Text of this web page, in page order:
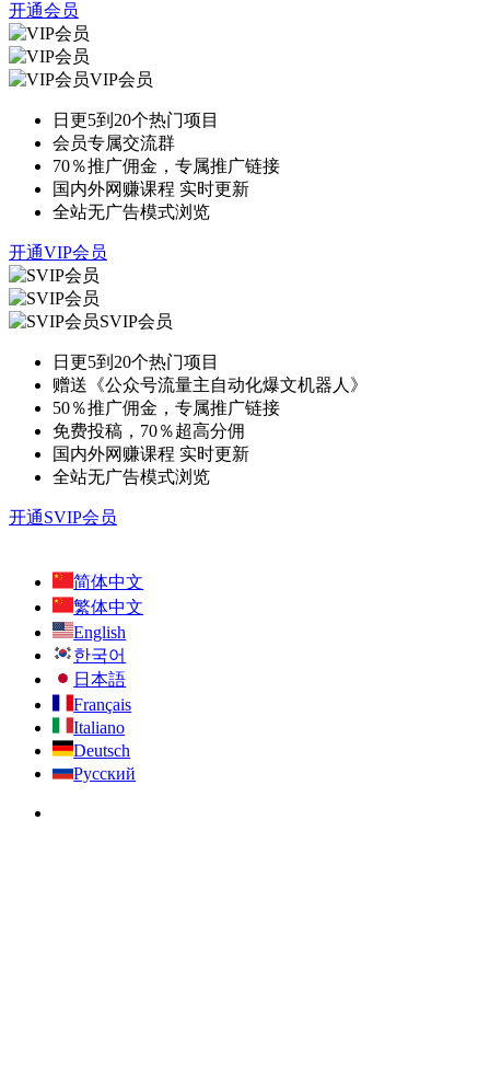
开通会员
VIP会员
日更5到20个热门项目
会员专属交流群
70％推广佣金，专属推广链接
国内外网赚课程 实时更新
全站无广告模式浏览
开通VIP会员
SVIP会员
日更5到20个热门项目
赠送《公众号流量主自动化爆文机器人》
50％推广佣金，专属推广链接
免费投稿，70％超高分佣
国内外网赚课程 实时更新
全站无广告模式浏览
开通SVIP会员
简体中文
繁体中文
English
한국어
日本語
Français
Italiano
Deutsch
Русский